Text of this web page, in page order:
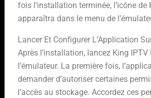
fois l’installation terminée, l’icône de
apparaîtra dans le menu de
Lancer Et Configurer L’Application
Après l’installation, lancez King IPTV
l’émulateur. La première fois,
demander d’autoriser certaines
l’accès au stockage. Accordez ces